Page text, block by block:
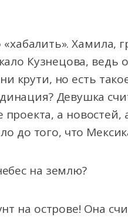
Хамила,
Кузнецова,
крути, но есть
Девушка
проекта, а
до того, что
на землю?
на острове! Она